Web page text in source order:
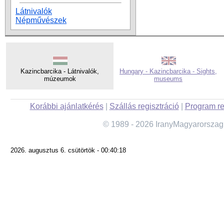
Látnivalók
Népművészek
Kazincbarcika - Látnivalók,
múzeumok
Hungary - Kazincbarcika - Sights,
museums
Korábbi ajánlatkérés| Szállás regisztráció| Program
© 1989 - 2026
2026. augusztus 6. csütörtök - 00:40:18